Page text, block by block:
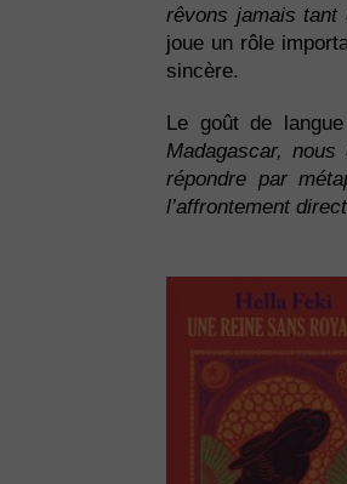
rêvons jamais tant
joue un rôle
sincère.
Le goût de
Madagascar,
répondre par
l’affrontement